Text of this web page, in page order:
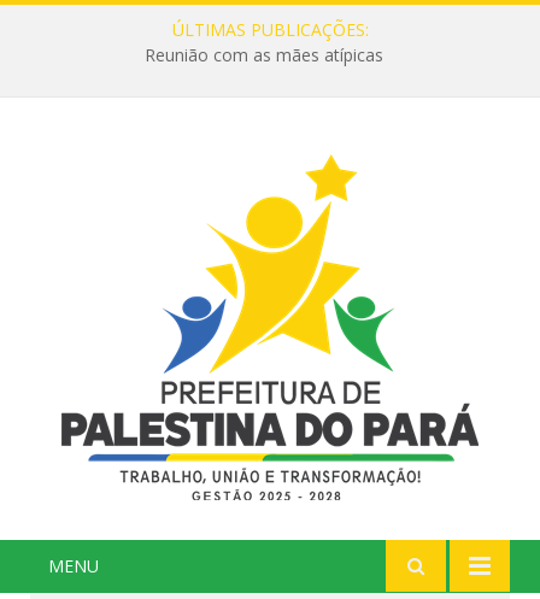
ÚLTIMAS PUBLICAÇÕES:
Reunião com as mães atípicas
MENU